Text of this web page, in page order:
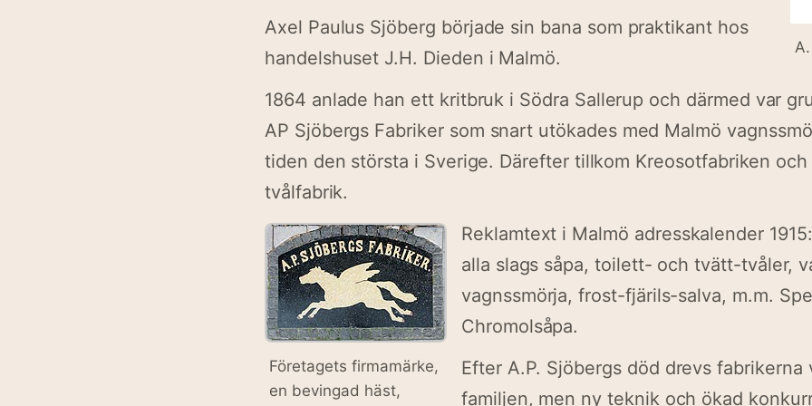
Axel Paulus Sjöberg började sin bana som praktikant hos
handelshuset J.H. Dieden i Malmö.
1864 anlade han ett kritbruk i Södra Sallerup och därmed var
AP Sjöbergs Fabriker som snart utökades med Malmö
tiden den största i Sverige. Därefter tillkom Kreosotfabriken och
tvålfabrik.
Företagets firmamärke,
en bevingad häst,
Reklamtext i Malmö adresskalender
alla slags såpa, toilett- och tvätt-tvåler,
vagnssmörja, frost-fjärils-salva, m.m.
Chromolsåpa.
Efter A.P. Sjöbergs död drevs fabrikerna
familjen, men ny teknik och ökad